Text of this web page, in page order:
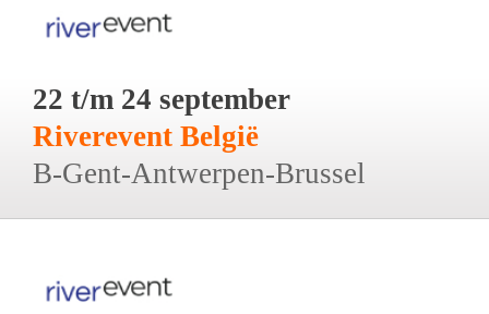
22 t/m 24 september
Riverevent België
B-Gent-Antwerpen-Brussel